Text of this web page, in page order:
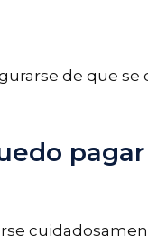
de que